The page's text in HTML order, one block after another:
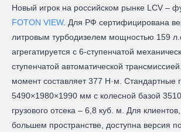
Новый игрок на российском рынке LCV –
FOTON VIEW. Для РФ сертифицирована
литровым турбодизелем мощностью 159
агрегатируется с 6-ступенчатой
ступенчатой автоматической
момент составляет 377 Н·м. Стандартные
5490×1980×1990 мм с колесной базой
грузового отсека – 6,8 куб. м. Для
большем пространстве, доступна версия